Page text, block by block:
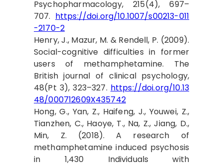
Psychopharmacology, 215(4), 697–
707. https://doi.org/10.1007/s00213-011
-2170-2
Henry, J., Mazur, M. & Rendell, P. (2009).
Social-cognitive difficulties in former
users of methamphetamine. The
British journal of clinical psychology,
48(Pt 3), 323–327. https://doi.org/10.13
48/000712609X435742
Hong, G., Yan, Z., Haifeng, J., Youwei, Z.,
Tianzhen, C., Haoye, T., Na, Z., Jiang, D.,
Min, Z. (2018). A research of
methamphetamine induced psychosis
in 1,430 Individuals with